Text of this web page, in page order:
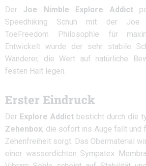
Der Joe Nimble Explore Addict
Speedhiking Schuh mit der Joe
ToeFreedom Philosophie für
Entwickelt wurde der sehr stabile
Wanderer, die Wert auf natürliche
festen Halt legen.
Erster Eindruck
Der Explore Addict besticht durch die
Zehenbox, die sofort ins Auge fällt und
Zehenfreiheit sorgt. Das Obermaterial
einer wasserdichten Sympatex